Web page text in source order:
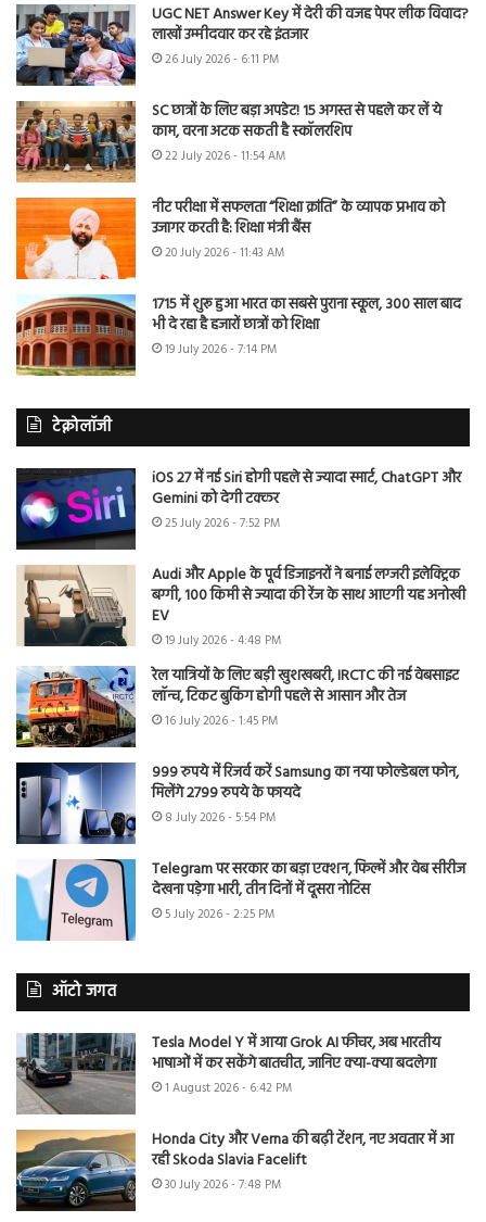
UGC NET Answer Key में देरी की वजह पेपर लीक विवाद?
लाखों उम्मीदवार कर रहे इंतजार
26 July 2026 - 6:11 PM
SC छात्रों के लिए बड़ा अपडेट! 15 अगस्त से पहले कर लें ये
काम, वरना अटक सकती है स्कॉलरशिप
22 July 2026 - 11:54 AM
नीट परीक्षा में सफलता “शिक्षा क्रांति” के व्यापक प्रभाव को
उजागर करती है: शिक्षा मंत्री बैंस
20 July 2026 - 11:43 AM
1715 में शुरू हुआ भारत का सबसे पुराना स्कूल, 300 साल बाद
भी दे रहा है हजारों छात्रों को शिक्षा
19 July 2026 - 7:14 PM
टेक्नोलॉजी
iOS 27 में नई Siri होगी पहले से ज्यादा स्मार्ट, ChatGPT और
Gemini को देगी टक्कर
25 July 2026 - 7:52 PM
Audi और Apple के पूर्व डिजाइनरों ने बनाई लग्जरी इलेक्ट्रिक
बग्गी, 100 किमी से ज्यादा की रेंज के साथ आएगी यह अनोखी
EV
19 July 2026 - 4:48 PM
रेल यात्रियों के लिए बड़ी खुशखबरी, IRCTC की नई वेबसाइट
लॉन्च, टिकट बुकिंग होगी पहले से आसान और तेज
16 July 2026 - 1:45 PM
999 रुपये में रिजर्व करें Samsung का नया फोल्डेबल फोन,
मिलेंगे 2799 रुपये के फायदे
8 July 2026 - 5:54 PM
Telegram पर सरकार का बड़ा एक्शन, फिल्में और वेब सीरीज
देखना पड़ेगा भारी, तीन दिनों में दूसरा नोटिस
5 July 2026 - 2:25 PM
ऑटो जगत
Tesla Model Y में आया Grok AI फीचर, अब भारतीय
भाषाओं में कर सकेंगे बातचीत, जानिए क्या-क्या बदलेगा
1 August 2026 - 6:42 PM
Honda City और Verna की बढ़ी टेंशन, नए अवतार में आ
रही Skoda Slavia Facelift
30 July 2026 - 7:48 PM